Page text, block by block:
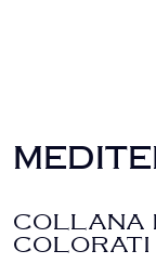
COLLANA
COLORATI